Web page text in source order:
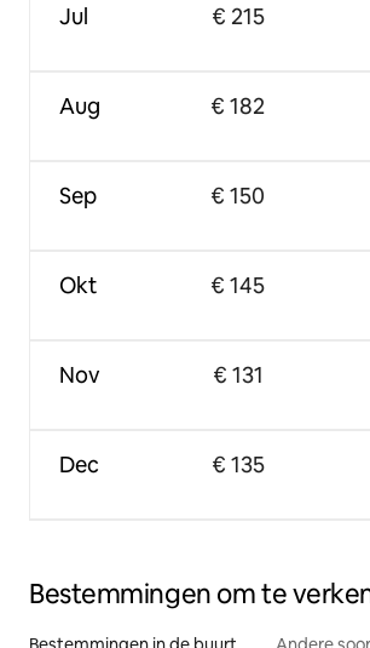
Jul
Aug
Sep
Okt
Nov
Dec
€ 215
€ 182
€ 150
€ 145
€ 131
€ 135
Bestemmingen om te